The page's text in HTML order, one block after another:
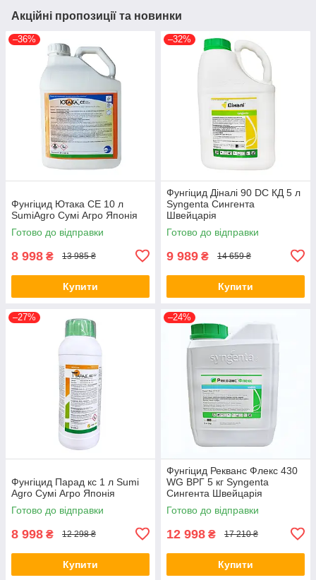
Акційні пропозиції та новинки
–36%
Фунгіцид Ютака СЕ 10 л
SumiAgro Сумі Агро Японія
Готово до відправки
8 998 ₴ 13 985 ₴
Купити
–32%
Фунгіцид Діналі 90 DC КД 5 л
Syngenta Сингента
Швейцарія
Готово до відправки
9 989 ₴ 14 659 ₴
Купити
–27%
Фунгіцид Парад кс 1 л Sumi
Agro Сумі Агро Японія
Готово до відправки
8 998 ₴ 12 298 ₴
Купити
–24%
Фунгіцид Рекванс Флекс 430
WG ВРГ 5 кг Syngenta
Сингента Швейцарія
Готово до відправки
12 998 ₴ 17 210 ₴
Купити